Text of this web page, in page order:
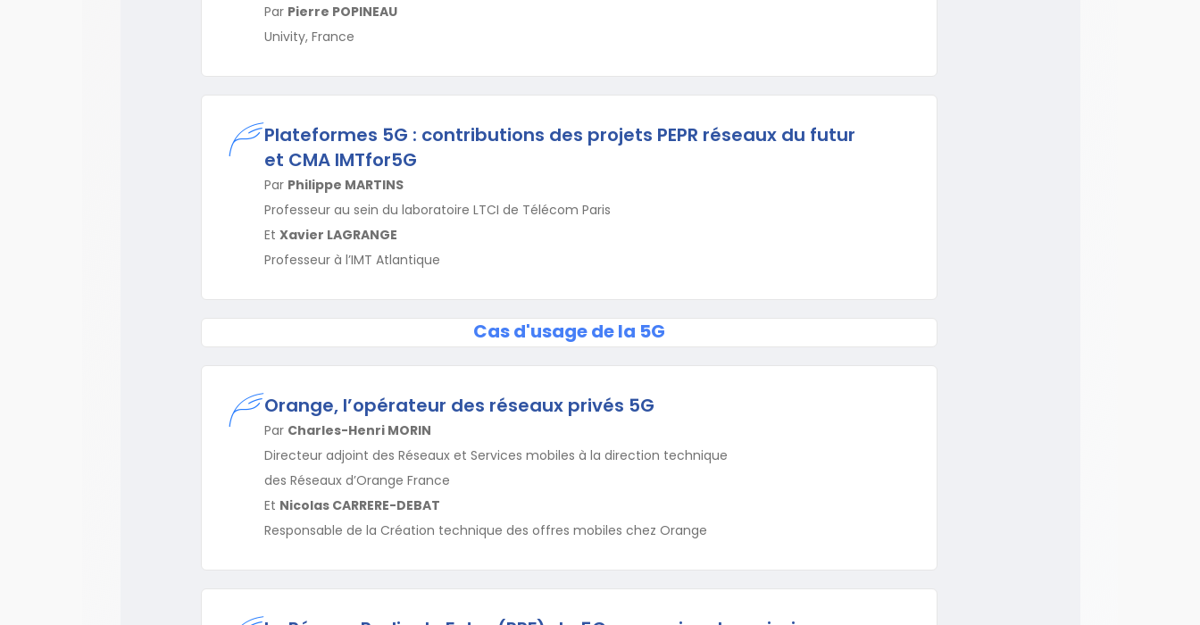
Par Pierre POPINEAU
Univity, France
Plateformes 5G : contributions des projets PEPR réseaux du futur
et CMA IMTfor5G
Par Philippe MARTINS
Professeur au sein du laboratoire LTCI de Télécom Paris
Et Xavier LAGRANGE
Professeur à l’IMT Atlantique
Cas d'usage de la 5G
Orange, l’opérateur des réseaux privés 5G
Par Charles-Henri MORIN
Directeur adjoint des Réseaux et Services mobiles à la direction technique
des Réseaux d’Orange France
Et Nicolas CARRERE-DEBAT
Responsable de la Création technique des offres mobiles chez Orange